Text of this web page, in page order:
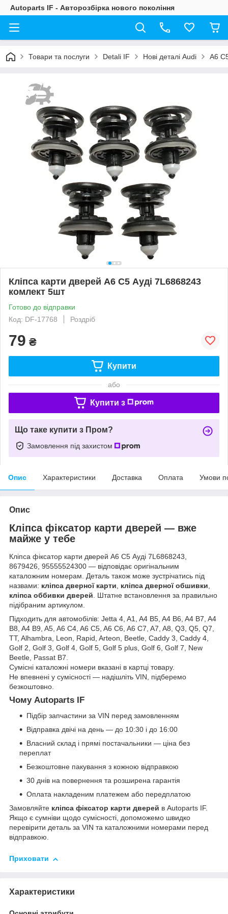
Autoparts IF - Авторозбірка нового покоління
Товари та послуги Detali IF Нові деталі Audi A6
Кліпса карти дверей А6 С5 Ауді 7L6868243
комлект 5шт
Готово до відправки
Код: DF-17768
Роздріб
79 ₴
Купити
або
Купити з
Що таке купити з Пром?
Замовлення під захистом
Опис Характеристики Доставка Оплата Умови
Опис
Кліпса фіксатор карти дверей — вже
майже у тебе
Кліпса фіксатор карти дверей А6 С5 Ауді 7L6868243,
8679426, 95555524300 — відповідає оригінальним
каталожним номерам. Деталь також може зустрічатись під
назвами: кліпса дверної карти, кліпса дверної обшивки,
кліпса оббивки дверей. Штатне встановлення за правильно
підібраним артикулом.
Підходить для автомобілів: Jetta 4, A1, A4 B5, A4 B6, A4 B7, A4
B8, A4 B9, A5, A6 C4, A6 C5, A6 C6, A6 C7, A7, A8, Q3, Q5, Q7,
TT, Alhambra, Leon, Rapid, Arteon, Beetle, Caddy 3, Caddy 4,
Golf 2, Golf 3, Golf 4, Golf 5, Golf 5 plus, Golf 6, Golf 7, New
Beetle, Passat B7.
Сумісні каталожні номери вказані в картці товару.
Не впевнені у сумісності — надішліть VIN, підберемо
безкоштовно.
Чому Autoparts IF
Підбір запчастини за VIN перед замовленням
Відправка двічі на день — до 10:30 і до 16:00
Власний склад і прямі постачальники — ціна без
переплат
Безкоштовне пакування з кожною відправкою
30 днів на повернення та розширена гарантія
Оплата накладеним платежем або передплатою
Замовляйте кліпса фіксатор карти дверей в Autoparts IF.
Якщо є сумніви щодо сумісності, допоможемо швидко
перевірити деталь за VIN та каталожними номерами перед
відправкою.
Приховати
Характеристики